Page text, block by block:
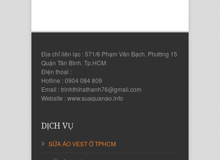
Nguyễn Thanh Sang
Địa chỉ liên lạc : 571/6 Phạm Văn Bạch. Phường 15
Quận Tân Bình. Tp.HCM
Điện thoại :
Hotline : 0904 084 809
Email : trinhthihathanh76@gmail.com
Website : www.suaquanao.info
DỊCH VỤ
SỬA ÁO VEST Ở TPHCM